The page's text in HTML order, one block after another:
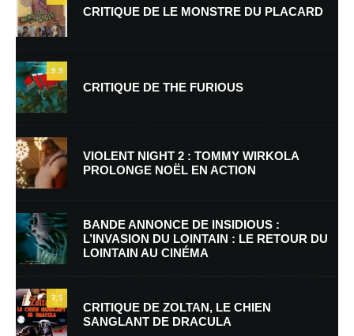
Nom*
E-mail
Enregistrer mon nom, mon e-mail et mon site dans le navigateur pour
mon prochain commentaire.
Prévenez-moi de tous les nouveaux commentaires par e-mail.
CRITIQUE DE LE MONSTRE DU PLACARD
9.5
CRITIQUE DE THE FURIOUS
VIOLENT NIGHT 2 : TOMMY WIRKOLA
PROLONGE NOËL EN ACTION
BANDE ANNONCE DE INSIDIOUS :
L’INVASION DU LOINTAIN : LE RETOUR DU
LOINTAIN AU CINÉMA
7.5
CRITIQUE DE ZOLTAN, LE CHIEN
SANGLANT DE DRACULA